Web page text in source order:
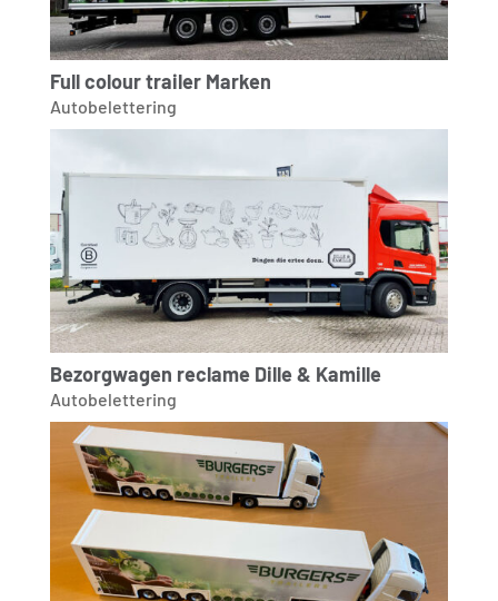
Full colour trailer Marken
Autobelettering
Bezorgwagen reclame Dille & Kamille
Autobelettering